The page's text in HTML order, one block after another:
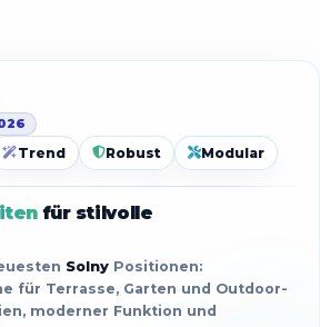
Trend Robust Modular
für stilvolle
Solny Positionen:
für Terrasse, Garten und Outdoor-
moderner Funktion und